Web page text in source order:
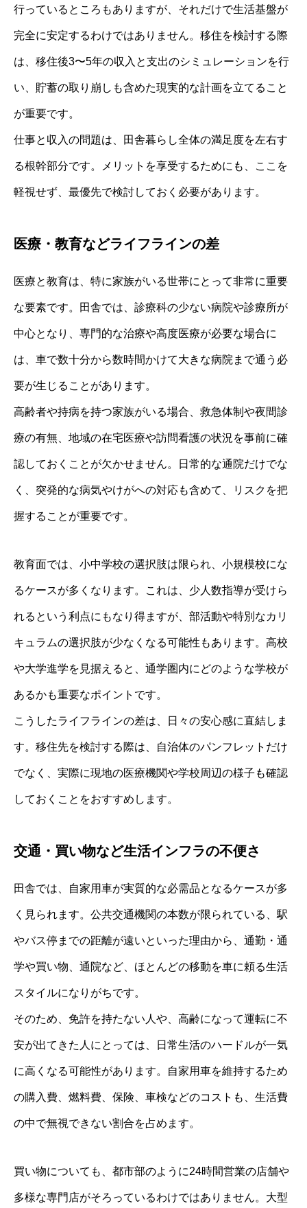
行っているところもありますが、それだけで生活基盤が
完全に安定するわけではありません。移住を検討する際
は、移住後3〜5年の収入と支出のシミュレーションを行
い、貯蓄の取り崩しも含めた現実的な計画を立てること
が重要です。
仕事と収入の問題は、田舎暮らし全体の満足度を左右す
る根幹部分です。メリットを享受するためにも、ここを
軽視せず、最優先で検討しておく必要があります。
医療・教育などライフラインの差
医療と教育は、特に家族がいる世帯にとって非常に重要
な要素です。田舎では、診療科の少ない病院や診療所が
中心となり、専門的な治療や高度医療が必要な場合に
は、車で数十分から数時間かけて大きな病院まで通う必
要が生じることがあります。
高齢者や持病を持つ家族がいる場合、救急体制や夜間診
療の有無、地域の在宅医療や訪問看護の状況を事前に確
認しておくことが欠かせません。日常的な通院だけでな
く、突発的な病気やけがへの対応も含めて、リスクを把
握することが重要です。
教育面では、小中学校の選択肢は限られ、小規模校にな
るケースが多くなります。これは、少人数指導が受けら
れるという利点にもなり得ますが、部活動や特別なカリ
キュラムの選択肢が少なくなる可能性もあります。高校
や大学進学を見据えると、通学圏内にどのような学校が
あるかも重要なポイントです。
こうしたライフラインの差は、日々の安心感に直結しま
す。移住先を検討する際は、自治体のパンフレットだけ
でなく、実際に現地の医療機関や学校周辺の様子も確認
しておくことをおすすめします。
交通・買い物など生活インフラの不便さ
田舎では、自家用車が実質的な必需品となるケースが多
く見られます。公共交通機関の本数が限られている、駅
やバス停までの距離が遠いといった理由から、通勤・通
学や買い物、通院など、ほとんどの移動を車に頼る生活
スタイルになりがちです。
そのため、免許を持たない人や、高齢になって運転に不
安が出てきた人にとっては、日常生活のハードルが一気
に高くなる可能性があります。自家用車を維持するため
の購入費、燃料費、保険、車検などのコストも、生活費
の中で無視できない割合を占めます。
買い物についても、都市部のように24時間営業の店舗や
多様な専門店がそろっているわけではありません。大型